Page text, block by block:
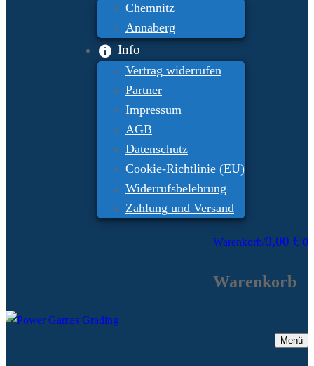
Chemnitz
Annaberg
Info
Vertrag widerrufen
Partner
Impressum
AGB
Datenschutz
Cookie-Richtlinie (EU)
Widerrufsbelehrung
Zahlung und Versand
Warenkorb/0,00 € 0
Warenkorb
Menü